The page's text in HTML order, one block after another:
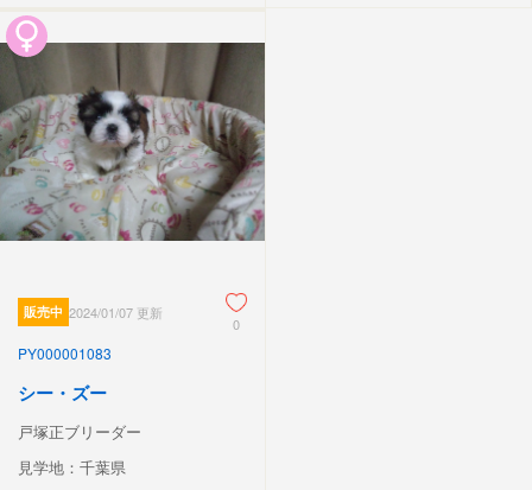
販売中 2024/01/07 更新
0
PY000001083
シー・ズー
戸塚正ブリーダー
見学地：千葉県